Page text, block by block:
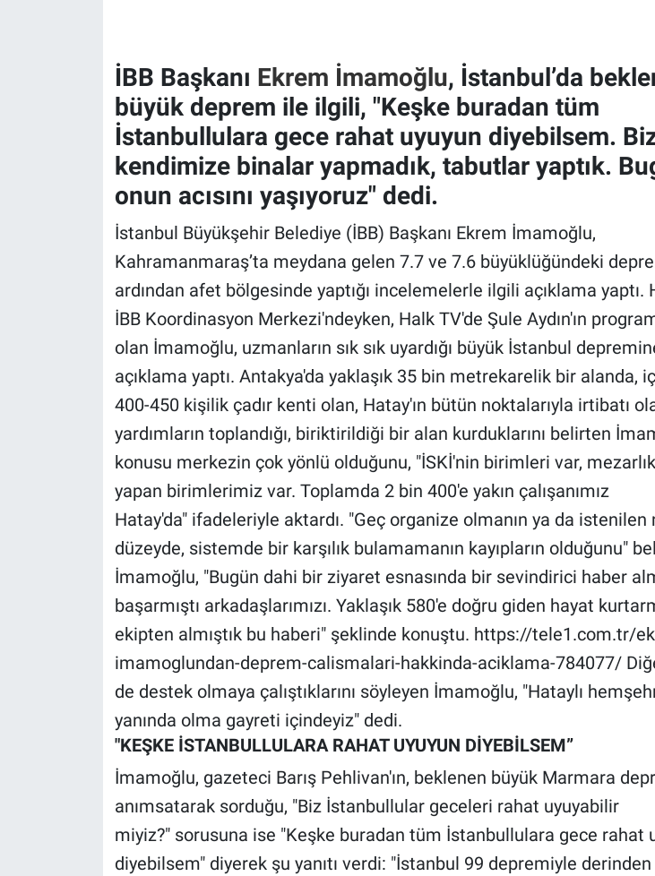
İBB Başkanı Ekrem İmamoğlu, İstanbul’da
büyük deprem ile ilgili, "Keşke buradan tüm
İstanbullulara gece rahat uyuyun diyebilsem.
kendimize binalar yapmadık, tabutlar yaptık.
onun acısını yaşıyoruz" dedi.
İstanbul Büyükşehir Belediye (İBB) Başkanı Ekrem İmamoğlu,
Kahramanmaraş’ta meydana gelen 7.7 ve 7.6 büyüklüğündeki
ardından afet bölgesinde yaptığı incelemelerle ilgili açıklama yaptı.
İBB Koordinasyon Merkezi'ndeyken, Halk TV'de Şule Aydın'ın
olan İmamoğlu, uzmanların sık sık uyardığı büyük İstanbul
açıklama yaptı. Antakya'da yaklaşık 35 bin metrekarelik bir alanda,
400-450 kişilik çadır kenti olan, Hatay'ın bütün noktalarıyla irtibatı
yardımların toplandığı, biriktirildiği bir alan kurduklarını belirten
konusu merkezin çok yönlü olduğunu, "İSKİ'nin birimleri var,
yapan birimlerimiz var. Toplamda 2 bin 400'e yakın çalışanımız
Hatay'da" ifadeleriyle aktardı. "Geç organize olmanın ya da istenilen
düzeyde, sistemde bir karşılık bulamamanın kayıpların olduğunu"
İmamoğlu, "Bugün dahi bir ziyaret esnasında bir sevindirici haber
başarmıştı arkadaşlarımızı. Yaklaşık 580'e doğru giden hayat
ekipten almıştık bu haberi" şeklinde konuştu. https://tele1.com.tr/
imamoglundan-deprem-calismalari-hakkinda-aciklama-784077/
de destek olmaya çalıştıklarını söyleyen İmamoğlu, "Hataylı
yanında olma gayreti içindeyiz" dedi.
"KEŞKE İSTANBULLULARA RAHAT UYUYUN DİYEBİLSEM”
İmamoğlu, gazeteci Barış Pehlivan'ın, beklenen büyük Marmara
anımsatarak sorduğu, "Biz İstanbullular geceleri rahat uyuyabilir
miyiz?" sorusuna ise "Keşke buradan tüm İstanbullulara gece rahat
diyebilsem" diyerek şu yanıtı verdi: "İstanbul 99 depremiyle
Günün görüntüsü
Koronavirüs
Kültür Sanat
Programlar
Teknoloji
Türkiye'nin Geleceği
Türkiye'nin Gündemi
Yerel Gündem
Yerel Yaşam
Canlı Yayın